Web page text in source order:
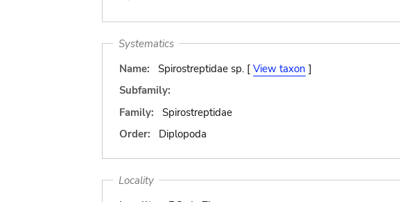
Systematics
Name:
Spirostreptidae sp. [ View taxon ]
Subfamily:
Family:
Spirostreptidae
Order:
Diplopoda
Locality